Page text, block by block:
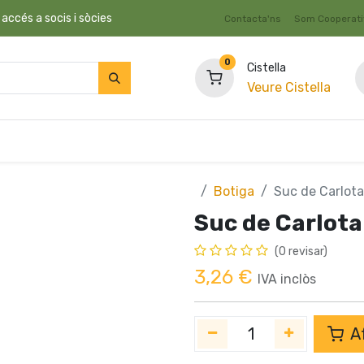
accés a socis i sòcies Contacta'ns Som
0 Cistella
Veure Cistella
Botiga Suc de
Suc de
(0 revisar)
3,26 € IVA inclòs